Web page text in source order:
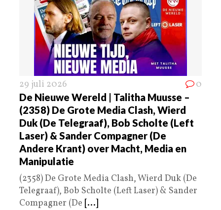
29 juli 2026 0
De Nieuwe Wereld | Talitha Muusse –
(2358) De Grote Media Clash, Wierd
Duk (De Telegraaf), Bob Scholte (Left
Laser) & Sander Compagner (De
Andere Krant) over Macht, Media en
Manipulatie
(2358) De Grote Media Clash, Wierd Duk (De
Telegraaf), Bob Scholte (Left Laser) & Sander
Compagner (De [...]